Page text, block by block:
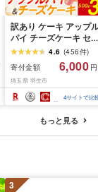
訳あり ケーキ アップ
パイ チーズケーキ セ
ト 500g〜3kg 冷凍 ス
ーツ お菓子 お徳用 規
外 不揃い 詰め合わせ
んご 訳ありスイーツ
ィンズ・アーク 埼玉県
羽生市
4.6 (456件)
寄付金額
6,000
埼玉県 羽生市
4サイトで比
もっと見る
3